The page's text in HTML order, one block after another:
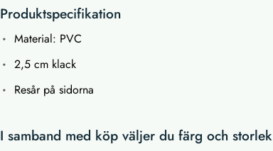
Produktspecifikation
Material: PVC
2,5 cm klack
Resår på sidorna
I samband med köp väljer du färg och storlek